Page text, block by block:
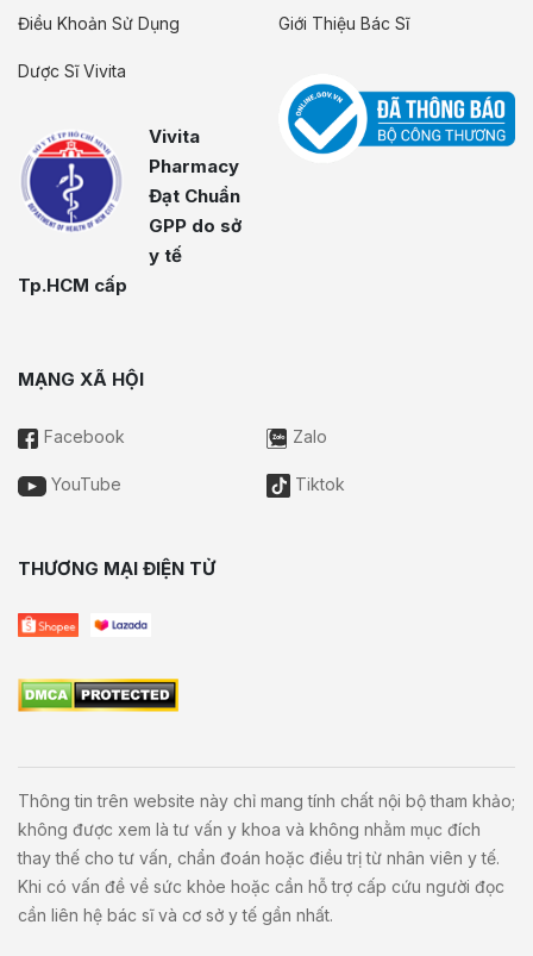
Điều Khoản Sử Dụng
Dược Sĩ Vivita
Vivita
Pharmacy
Đạt Chuẩn
GPP do sở
y tế
Tp.HCM cấp
Giới Thiệu Bác Sĩ
MẠNG XÃ HỘI
Facebook Zalo
YouTube Tiktok
THƯƠNG MẠI ĐIỆN TỬ
Thông tin trên website này chỉ mang tính chất nội bộ tham khảo;
không được xem là tư vấn y khoa và không nhằm mục đích
thay thế cho tư vấn, chẩn đoán hoặc điều trị từ nhân viên y tế.
Khi có vấn đề về sức khỏe hoặc cần hỗ trợ cấp cứu người đọc
cần liên hệ bác sĩ và cơ sở y tế gần nhất.